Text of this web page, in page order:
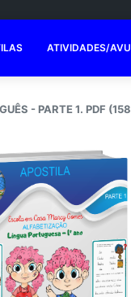
ATIVIDADES/
- PARTE 1.